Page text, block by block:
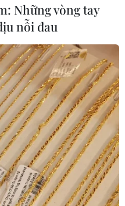
Những vòng tay
nỗi đau